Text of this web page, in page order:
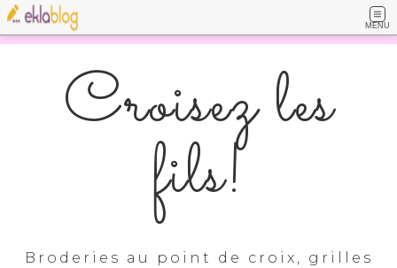
MENU
Croisez les
fils!
Broderies au point de croix, grilles